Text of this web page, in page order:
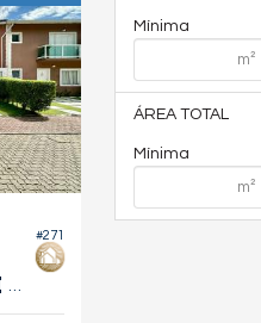
Mínima
ÁREA TOTAL
Mínima
#271
96,